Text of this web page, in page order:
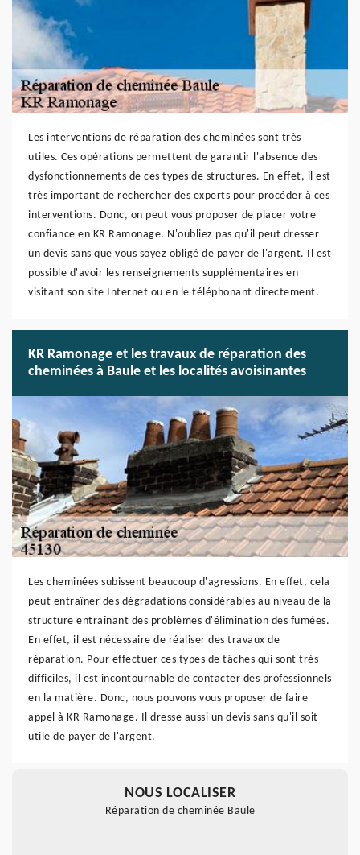
Les interventions de réparation des cheminées sont très
utiles. Ces opérations permettent de garantir l'absence des
dysfonctionnements de ces types de structures. En effet, il est
très important de rechercher des experts pour procéder à ces
interventions. Donc, on peut vous proposer de placer votre
confiance en KR Ramonage. N'oubliez pas qu'il peut dresser
un devis sans que vous soyez obligé de payer de l'argent. Il est
possible d'avoir les renseignements supplémentaires en
visitant son site Internet ou en le téléphonant directement.
KR Ramonage et les travaux de réparation des
cheminées à Baule et les localités avoisinantes
Les cheminées subissent beaucoup d'agressions. En effet, cela
peut entraîner des dégradations considérables au niveau de la
structure entraînant des problèmes d'élimination des fumées.
En effet, il est nécessaire de réaliser des travaux de
réparation. Pour effectuer ces types de tâches qui sont très
difficiles, il est incontournable de contacter des professionnels
en la matière. Donc, nous pouvons vous proposer de faire
appel à KR Ramonage. Il dresse aussi un devis sans qu'il soit
utile de payer de l'argent.
NOUS LOCALISER
Réparation de cheminée Baule